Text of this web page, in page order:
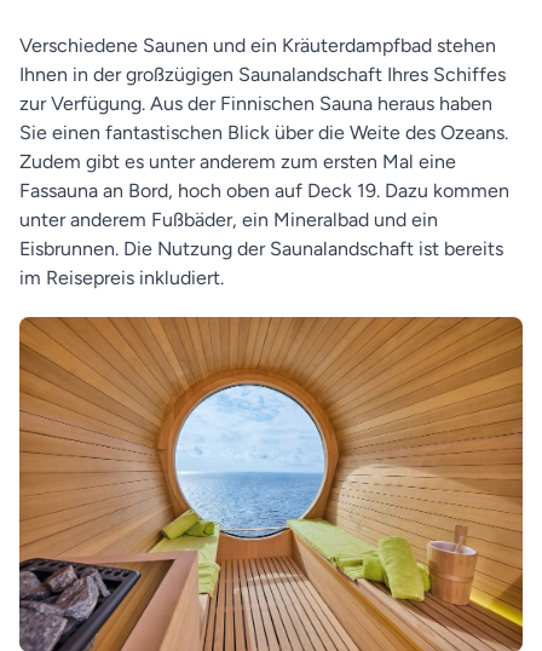
Verschiedene Saunen und ein Kräuterdampfbad stehen
Ihnen in der großzügigen Saunalandschaft Ihres Schiffes
zur Verfügung. Aus der Finnischen Sauna heraus haben
Sie einen fantastischen Blick über die Weite des Ozeans.
Zudem gibt es unter anderem zum ersten Mal eine
Fassauna an Bord, hoch oben auf Deck 19. Dazu kommen
unter anderem Fußbäder, ein Mineralbad und ein
Eisbrunnen. Die Nutzung der Saunalandschaft ist bereits
im Reisepreis inkludiert.